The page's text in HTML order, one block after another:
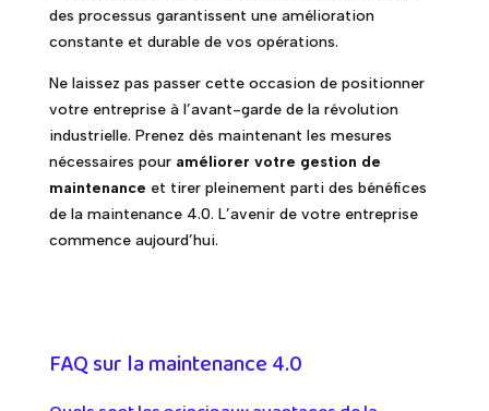
des processus garantissent une amélioration
constante et durable de vos opérations.
Ne laissez pas passer cette occasion de positionner
votre entreprise à l’avant-garde de la révolution
industrielle. Prenez dès maintenant les mesures
nécessaires pour améliorer votre gestion de
maintenance et tirer pleinement parti des bénéfices
de la maintenance 4.0. L’avenir de votre entreprise
commence aujourd’hui.
FAQ sur la maintenance 4.0